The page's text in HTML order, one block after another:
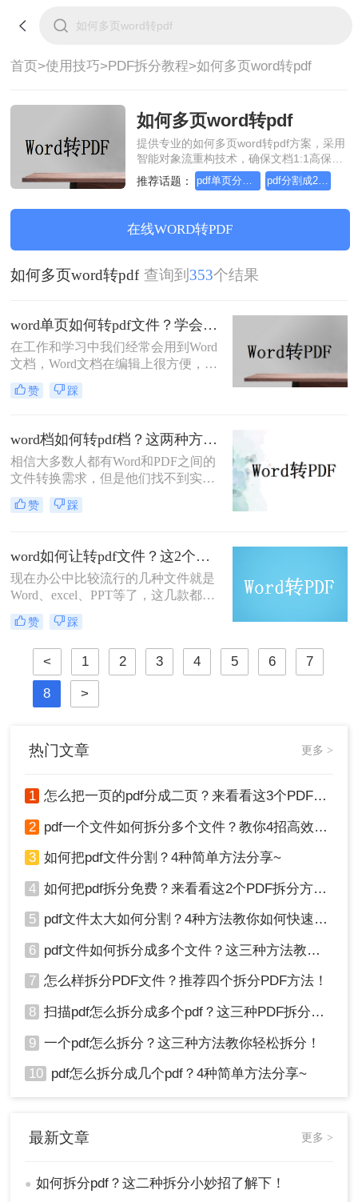
首页>使用技巧>PDF拆分教程>如何多页word转pdf
如何多页word转pdf
提供专业的如何多页word转pdf方案，采用
智能对象流重构技术，确保文档1:1高保真
还原且排版不乱码。支持一键批量处理，
全链路 SSL 加密保障隐私安全。助您快速
办公。
推荐话题： pdf单页分割成2页 pdf分割成2个文件路径
在线WORD转PDF
如何多页word转pdf 查询到 353个结果
word单页如何转pdf文件？学会这2种方法，从此文件格式转换不求人
在工作和学习中我们经常会用到Word
文档，Word文档在编辑上很方便，所
以得到广泛的使用，当我们需要将文
档发送给别人，又不希望文档内容被
这样就不用担心内容被修改的问题，
那么word单页如何转pdf文件呢？
赞 踩
word档如何转pdf档？这两种方法教你如何转换
相信大多数人都有Word和PDF之间的
文件转换需求，但是他们找不到实用
的word档转pdf档转换工具，所以常常
为此烦恼，今天，小编将给大家介绍
赞 踩
word如何让转pdf文件？这2个转换方法赶紧收藏起来
现在办公中比较流行的几种文件就是
Word、excel、PPT等了，这几款都是
经常会用到的编辑软件，但是偶尔也
需要将这些制作好的文件转换成PDF
的格式，当我们需要将word转pdf文件
格式时，那么word如何让转pdf文件
呢？如果你的工作经常和这些文档打
交道，那么就一定要学会这个word转
赞 踩
< 1 2 3 4 5 6 7
8 >
热门文章 更多 >
1 怎么把一页的pdf分成二页？来看看这3个PDF拆分方法！
2 pdf一个文件如何拆分多个文件？教你4招高效又简单！
3 如何把pdf文件分割？4种简单方法分享~
4 如何把pdf拆分免费？来看看这2个PDF拆分方法！
5 pdf文件太大如何分割？4种方法教你如何快速拆分！
6 pdf文件如何拆分成多个文件？这三种方法教你轻松拆分！
7 怎么样拆分PDF文件？推荐四个拆分PDF方法！
8 扫描pdf怎么拆分成多个pdf？这三种PDF拆分方法轻松搞定！
9 一个pdf怎么拆分？这三种方法教你轻松拆分！
10 pdf怎么拆分成几个pdf？4种简单方法分享~
最新文章 更多 >
● 如何拆分pdf？这二种拆分小妙招了解下！